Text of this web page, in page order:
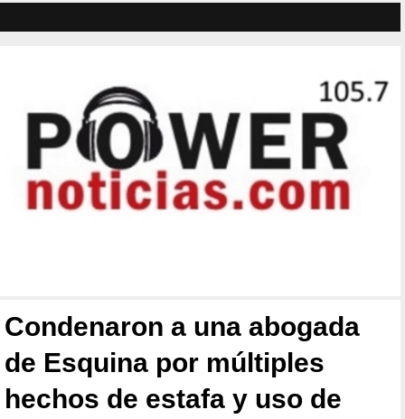
Condenaron a una abogada
de Esquina por múltiples
hechos de estafa y uso de